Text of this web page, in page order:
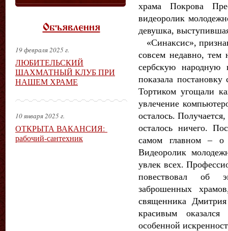
храма Покрова
видеоролик
девушка,
«Синаксис»,
совсем недавно, тем
сербскую
показала
Тортиком угощали
увлечение
осталось.
осталось ничего.
самом главном – о
Видеоролик
увлек всех.
повествовал об
заброшенных
священника
красивым
особенной
Объявления
19 февраля 2025 г.
ЛЮБИТЕЛЬСКИЙ
ШАХМАТНЫЙ КЛУБ ПРИ
НАШЕМ ХРАМЕ
10 января 2025 г.
ОТКРЫТА ВАКАНСИЯ:
рабочий-сантехник